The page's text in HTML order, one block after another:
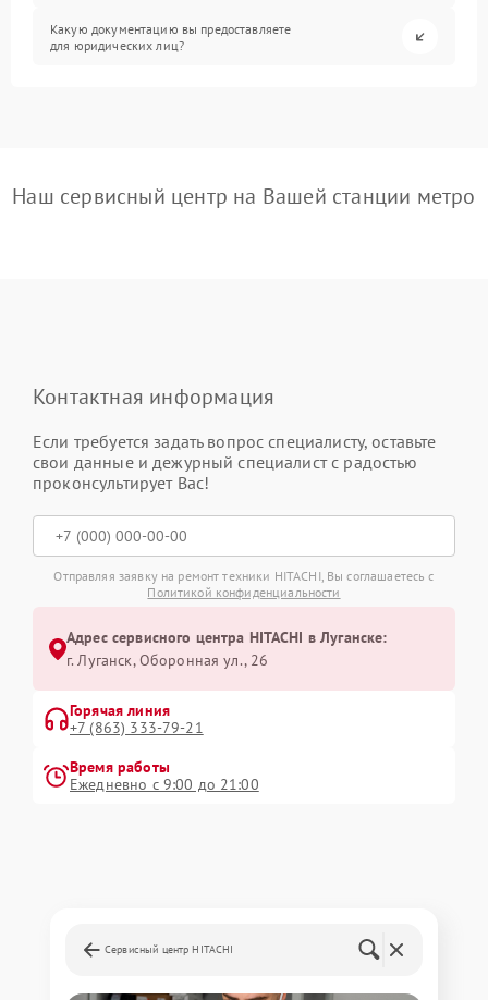
Какую документацию вы предоставляете
для юридических лиц?
Наш сервисный центр на Вашей станции метро
Контактная информация
Если требуется задать вопрос специалисту, оставьте
свои данные и дежурный специалист с радостью
проконсультирует Вас!
Отправляя заявку на ремонт техники HITACHI, Вы соглашаетесь с
Политикой конфиденциальности
Адрес сервисного центра HITACHI в Луганске:
г. Луганск, Оборонная ул., 26
Горячая линия
+7 (863) 333-79-21
Время работы
Ежедневно с 9:00 до 21:00
Сервисный центр HITACHI